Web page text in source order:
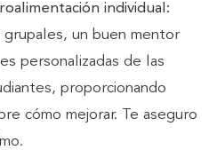
individual:
un buen mentor
personalizadas de las
proporcionando
cómo mejorar. Te aseguro